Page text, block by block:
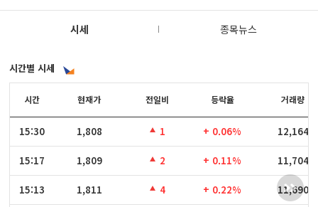
시세 종목뉴스
시간별 시세
시간
15:30
15:17
15:13
시간 현재가 전일비 등락율 거래량
15:30 1,808 1 + 0.06% 12,164
15:17 1,809 2 + 0.11% 11,704
15:13 1,811 4 + 0.22% 11,690